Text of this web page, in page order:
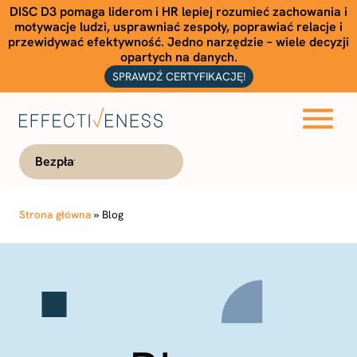
DISC D3 pomaga liderom i HR lepiej rozumieć zachowania i
motywacje ludzi, usprawniać zespoły, poprawiać relacje i
przewidywać efektywność. Jedno narzędzie – wiele decyzji
opartych na danych.
SPRAWDŹ CERTYFIKACJĘ!
Bezpłatna konsultacja
Strona główna » Blog